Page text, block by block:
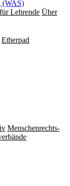
(WAS)
Lehrende Über
Etherpad
Men­schen­rechts­